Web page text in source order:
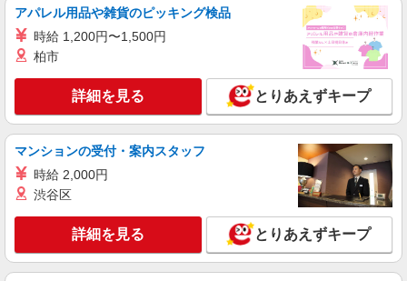
回分含む） 月給：243,400円 年収例：330万円〜
◎残業時は別途時間外手当支給（超過1分〜） ◎
キープ 詳細を見る
SOMPOケア 柏青葉台 訪問介護/5225cc2
登録ヘルパー
【介護福祉士】 時給1,800円 ◎週20時間以上
勤務（社保加入者）の場合は時給1,850円 ＊早朝
夜間（〜8:00、18:00〜）：時給2,250円〜 ＊日曜
以上勤務（社保加入者）の場合は時給1,770円 ＊
早朝夜間（〜8:00、18:00〜）：時給2,150円〜 ＊
日曜祝日：時給2,020円〜 ◎身体介助、生活援助
が同時給 ◎キャンセル手当：職務時給の60％支給
千葉県柏市青葉台2丁目16-15 【そんぽの家
キープ 詳細を見る
正社員
アパレル用品や雑貨のピッキング検品
時給 1,200円〜1,500円
柏市
詳細を見る とりあえずキープ
マンションの受付・案内スタッフ
時給 2,000円
渋谷区
詳細を見る とりあえずキープ